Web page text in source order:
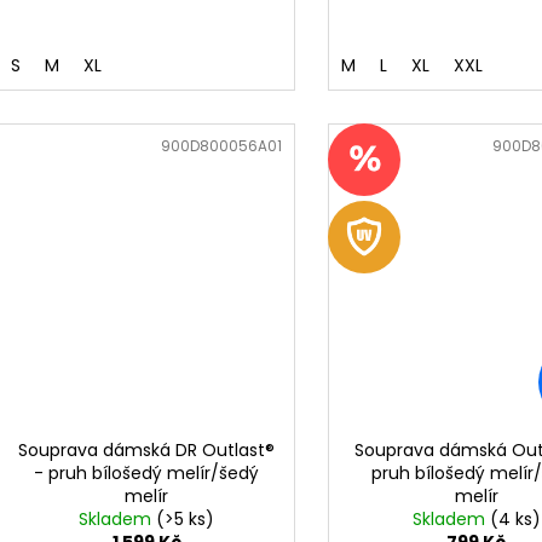
S M XL M L XL XXL
Souprava dámská DR Outlast®
- pruh bílošedý melír/šedý
melír
Skladem (>5 ks)
900D800056A01
Souprava dámská
pruh bílošedý
melír
Skladem (4 ks)